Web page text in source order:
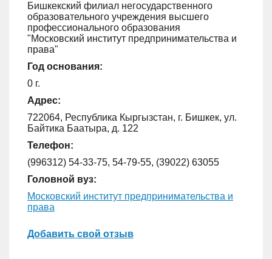
Бишкекский филиал негосударственного
образовательного учреждения высшего
профессионального образования
"Московский институт предпринимательства и
права"
Год основания:
0 г.
Адрес:
722064, Республика Кыргызстан, г. Бишкек, ул.
Байтика Баатыра, д. 122
Телефон:
(996312) 54-33-75, 54-79-55, (39022) 63055
Головной вуз:
Московский институт предпринимательства и
права
Добавить свой отзыв